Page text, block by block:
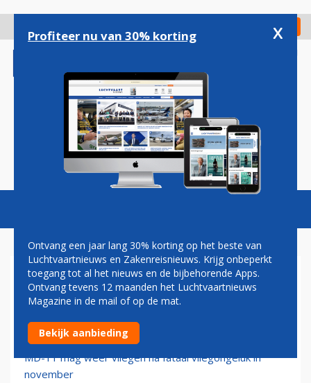
gaan
Check in
Magazine Podcasts Vacatures
MD-11
FedEx zet MD-11 vanaf 2028 geleidelijk aan de kant
29-06-2026 - 11:54
MD-11 mag weer vliegen na fataal vliegongeluk in
november
Profiteer nu van 30% korting x
Ontvang een jaar lang 30% korting op het beste van
Luchtvaartnieuws en Zakenreisnieuws. Krijg onbeperkt
toegang tot al het nieuws en de bijbehorende Apps.
Ontvang tevens 12 maanden het Luchtvaartnieuws
Magazine in de mail of op de mat.
Bekijk aanbieding